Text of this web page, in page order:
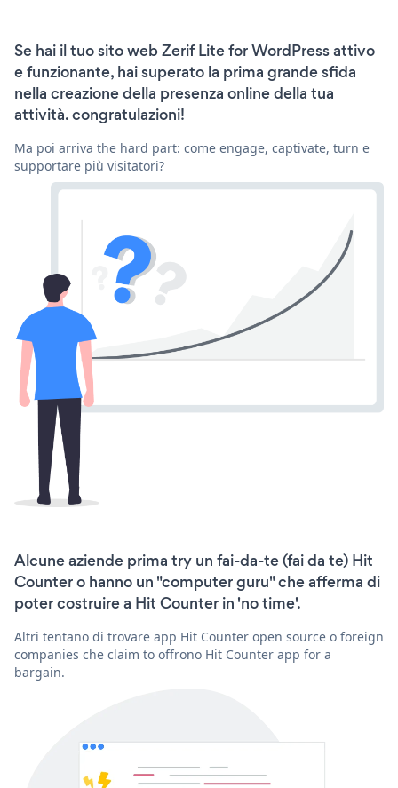
Se hai il tuo sito web Zerif Lite for WordPress attivo
e funzionante, hai superato la prima grande sfida
nella creazione della presenza online della tua
attività. congratulazioni!
Ma poi arriva the hard part: come engage, captivate, turn e
supportare più visitatori?
Alcune aziende prima try un fai-da-te (fai da te) Hit
Counter o hanno un "computer guru" che afferma di
poter costruire a Hit Counter in 'no time'.
Altri tentano di trovare app Hit Counter open source o foreign
companies che claim to offrono Hit Counter app for a
bargain.